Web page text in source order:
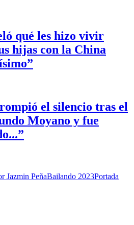
qué les hizo vivir
hijas con la China
el silencio tras el
Moyano y fue
Jazmin PeñaBailando 2023Portada